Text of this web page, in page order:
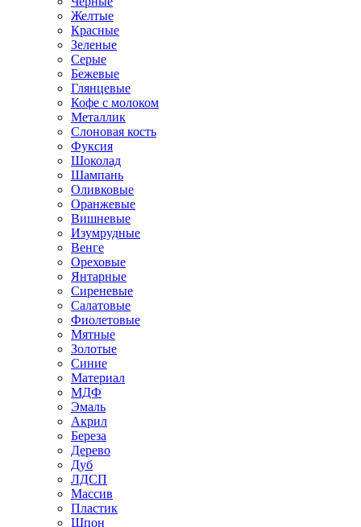
Желтые
Красные
Зеленые
Серые
Бежевые
Глянцевые
Кофе с молоком
Металлик
Слоновая кость
Фуксия
Шоколад
Шампань
Оливковые
Оранжевые
Вишневые
Изумрудные
Венге
Ореховые
Янтарные
Сиреневые
Салатовые
Фиолетовые
Мятные
Золотые
Синие
Материал
МДФ
Эмаль
Акрил
Береза
Дерево
Дуб
ЛДСП
Массив
Пластик
Шпон